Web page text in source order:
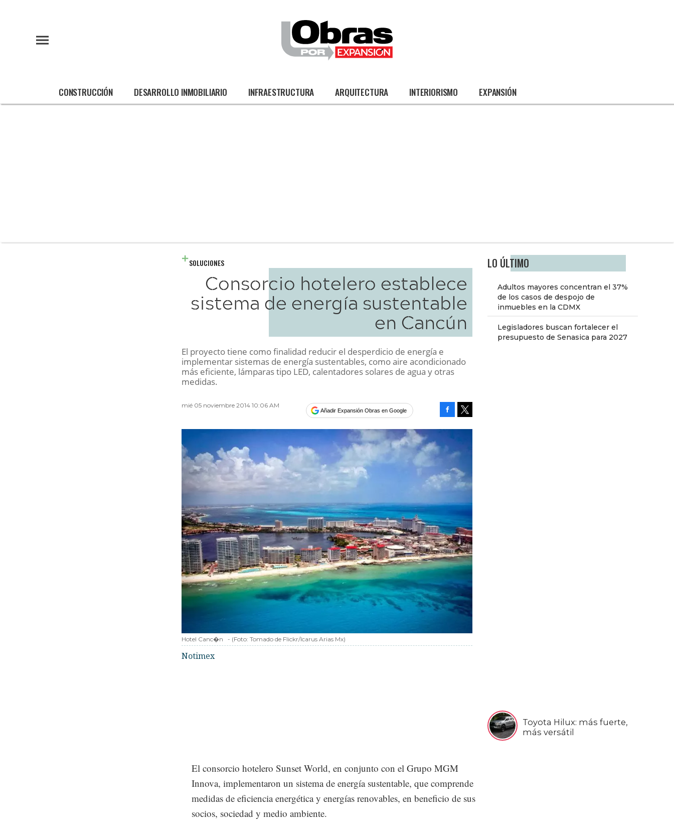
CONSTRUCCIÓN DESARROLLO INMOBILIARIO INFRAESTRUCTURA ARQUITECTURA INTERIORISMO EXPANSIÓN
LO ÚLTIMO
Adultos mayores concentran el 37%
de los casos de despojo de
inmuebles en la CDMX
Legisladores buscan fortalecer el
presupuesto de Senasica para 2027
Toyota Hilux: más fuerte,
más versátil
SOLUCIONES
Consorcio hotelero establece
sistema de energía sustentable
en Cancún
El proyecto tiene como finalidad reducir el desperdicio de energía e
implementar sistemas de energía sustentables, como aire acondicionado
más eficiente, lámparas tipo LED, calentadores solares de agua y otras
medidas.
mié 05 noviembre 2014 10:06 AM
Añadir Expansión Obras en Google
Hotel Canc�n - (Foto: Tomado de Flickr/Icarus Arias Mx)
Notimex
El consorcio hotelero Sunset World, en conjunto con el Grupo MGM
Innova, implementaron un sistema de energía sustentable, que comprende
medidas de eficiencia energética y energías renovables, en beneficio de sus
socios, sociedad y medio ambiente.